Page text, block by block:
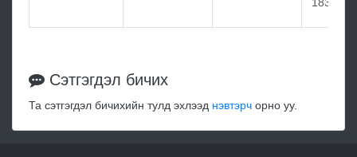
1834
Сэтгэгдэл бичих
Та сэтгэгдэл бичихийн тулд эхлээд нэвтэрч орно уу.